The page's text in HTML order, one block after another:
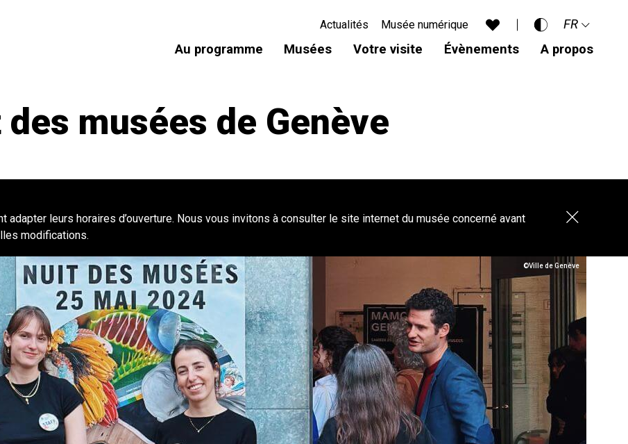
Au programme Musées Votre visite Évènements A propos
Actualités Musée numérique Accessibilité
FR
des musées de Genève
leurs horaires d’ouverture. Nous vous invitons à consulter le site internet du musée concerné avant
modifications.
Fermer
la
©Ville de Genève